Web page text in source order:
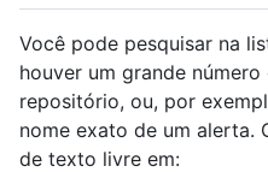
Você pode pesquisar na
houver um grande
repositório, ou, por
nome exato de um alerta.
de texto livre em: